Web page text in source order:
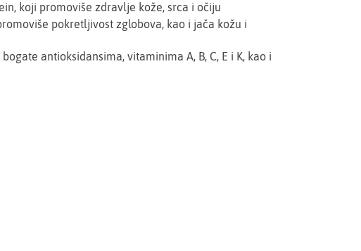
koji promoviše zdravlje kože, srca i očiju
pokretljivost zglobova, kao i jača kožu i
bogate antioksidansima, vitaminima A, B, C, E i K, kao i